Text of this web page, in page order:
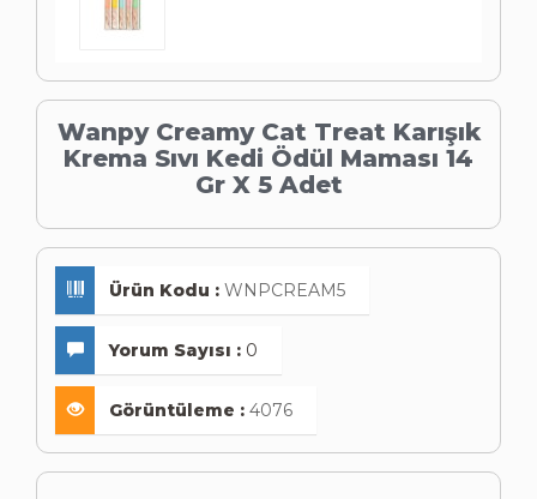
Wanpy Creamy Cat Treat Karışık
Krema Sıvı Kedi Ödül Maması 14
Gr X 5 Adet
Ürün Kodu : WNPCREAM5
Yorum Sayısı : 0
Görüntüleme : 4076